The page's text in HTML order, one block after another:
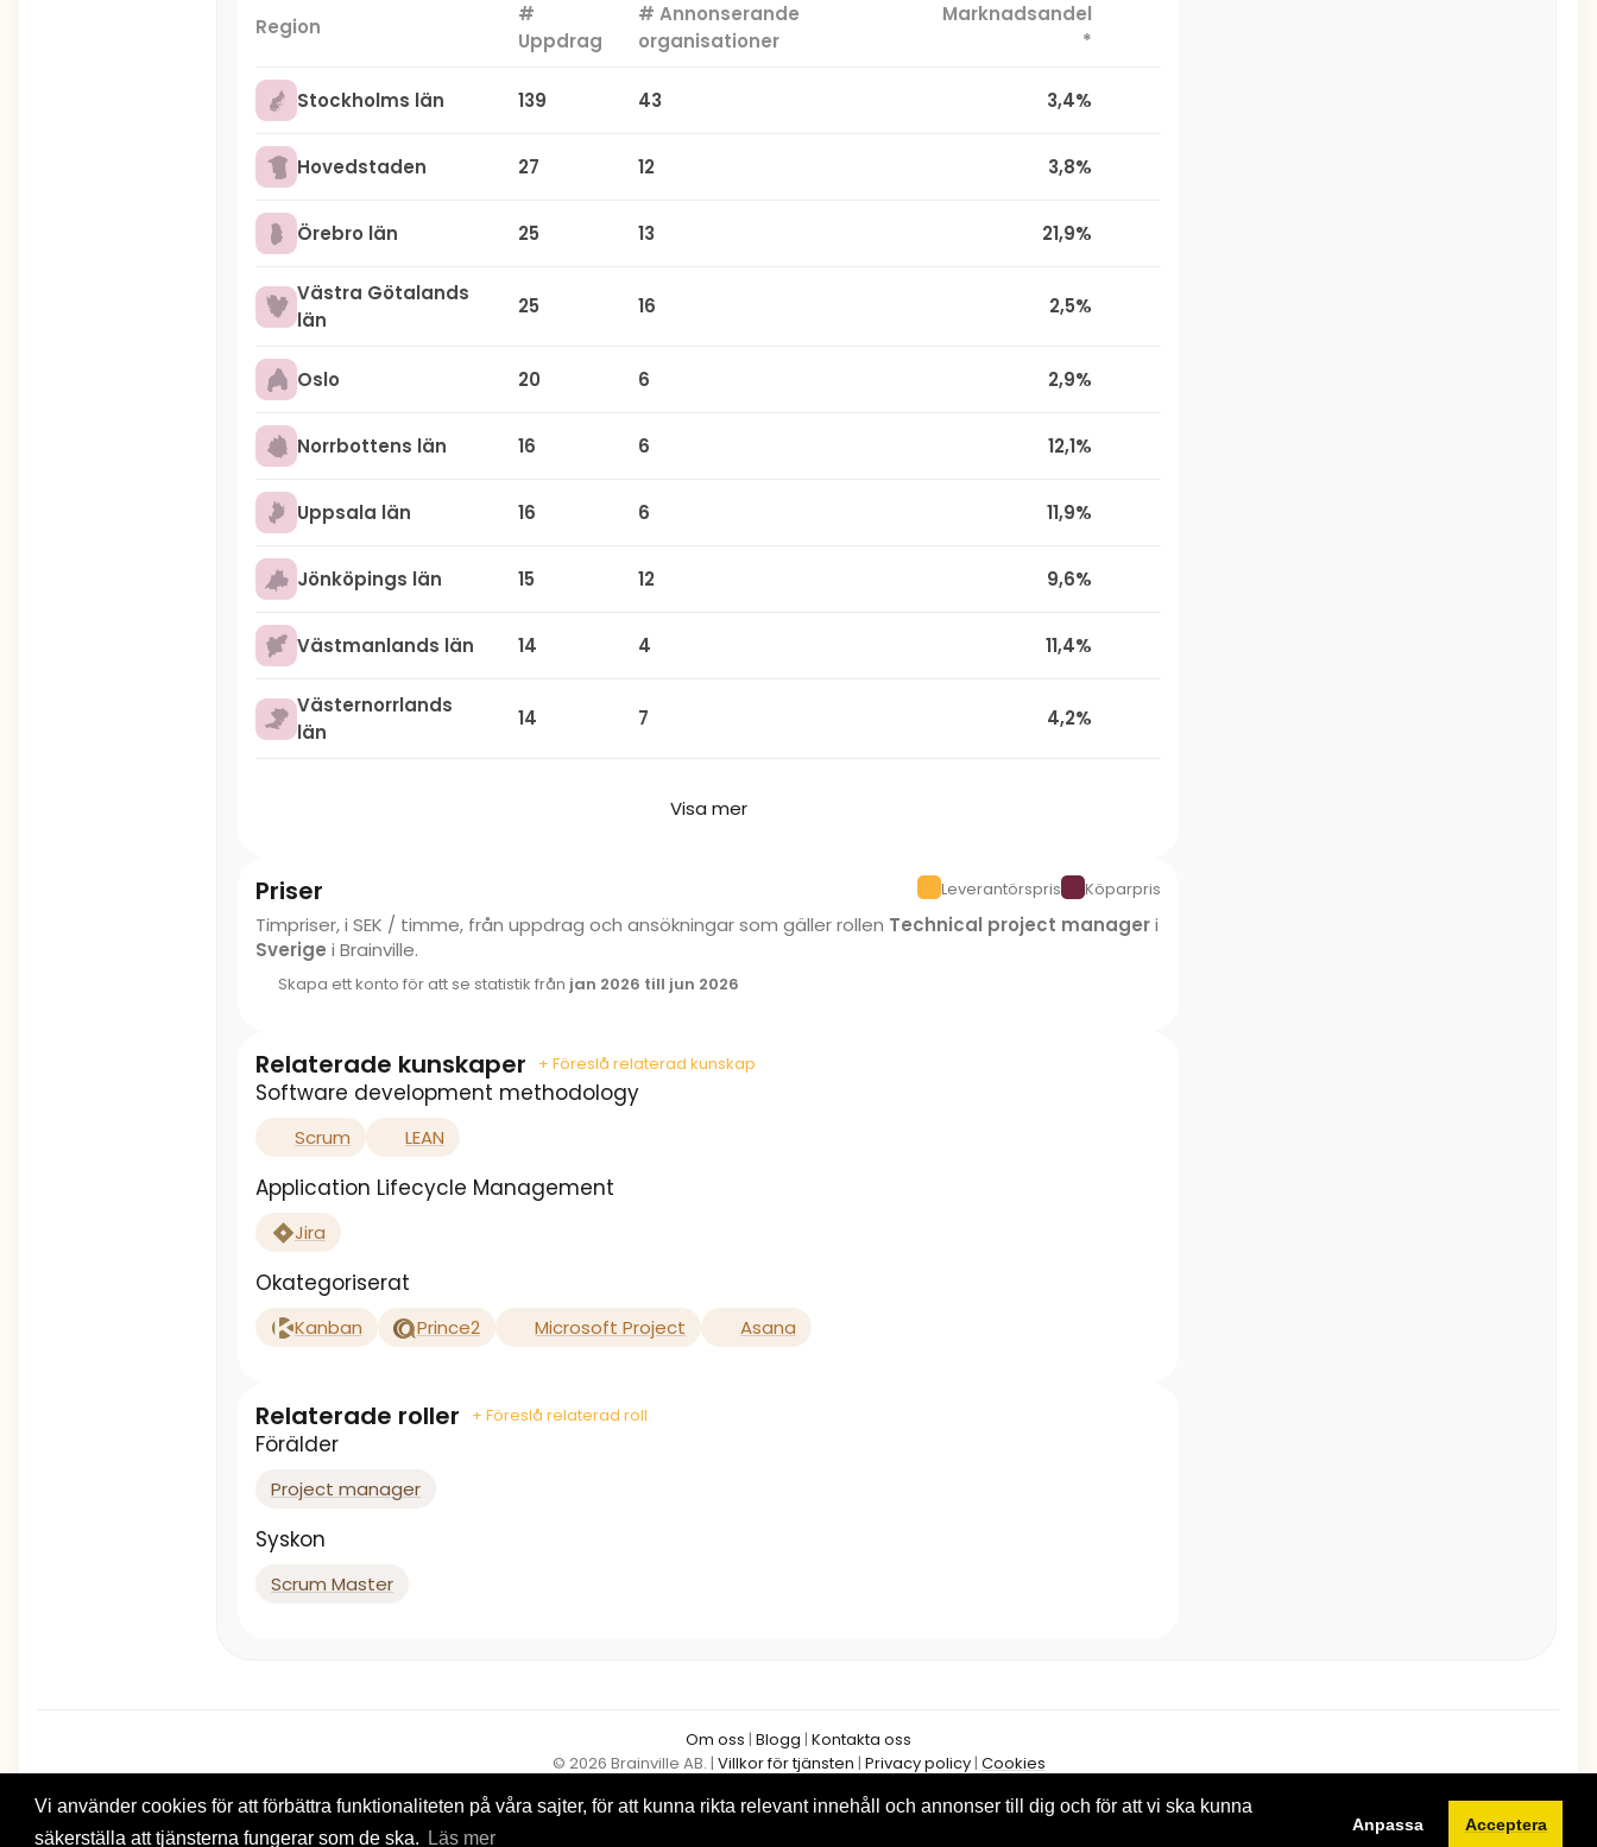
Region
#
Uppdrag
# Annonserande
organisationer
Marknadsandel
*
Stockholms län 139 43 3,4%
Hovedstaden 27 12 3,8%
Örebro län 25 13 21,9%
Västra Götalands
län
25 16 2,5%
Oslo 20 6 2,9%
Norrbottens län 16 6 12,1%
Uppsala län 16 6 11,9%
Jönköpings län 15 12 9,6%
Västmanlands län 14 4 11,4%
Västernorrlands
län
14 7 4,2%
Visa mer
Priser
Timpriser, i SEK / timme, från uppdrag och ansökningar som gäller rollen Technical project manageri
Sverige i Brainville.
Skapa ett konto för att se statistik från jan 2026 till jun 2026
Leverantörspris Köparpris
Relaterade kunskaper + Föreslå relaterad kunskap
Software development methodology
Scrum LEAN
Application Lifecycle Management
Jira
Okategoriserat
Kanban Prince2 Microsoft Project Asana
Relaterade roller + Föreslå relaterad roll
Förälder
Project manager
Syskon
Scrum Master
Om oss | Blogg | Kontakta oss
© 2026 Brainville AB. | Villkor för tjänsten | Privacy policy| Cookies
Byt språk:
Vi använder cookies för att förbättra funktionaliteten på våra sajter, för att kunna rikta relevant innehåll och annonser till dig och för att vi ska kunna
säkerställa att tjänsterna fungerar som de ska.
Läs mer
Anpassa Acceptera